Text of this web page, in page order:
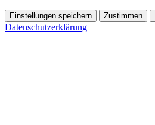
Einstellungen speichern Zustimmen
Datenschutzerklärung